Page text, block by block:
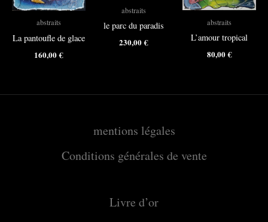
abstraits
La pantoufle de glace
160,00€
abstraits
le parc du paradis
230,00€
abstraits
L’amour tropical
80,00€
mentions légales
Conditions générales de vente
Livre d’or